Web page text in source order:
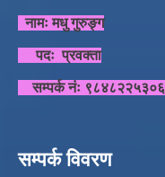
नामः मधु गुरुङ्ग
पदः प्रवक्ता
सम्पर्क नंः ९८४८२२५३०६
सम्पर्क विवरण